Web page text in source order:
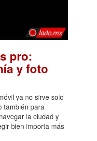
pro:
y foto
ya no sirve solo
también para
la ciudad y
bien importa más